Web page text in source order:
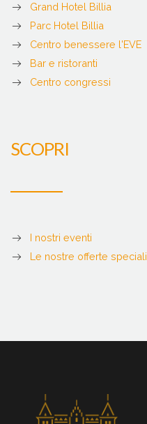
Grand Hotel Billia
Parc Hotel Billia
Centro benessere l'EVE
Bar e ristoranti
Centro congressi
SCOPRI
I nostri eventi
Le nostre offerte speciali